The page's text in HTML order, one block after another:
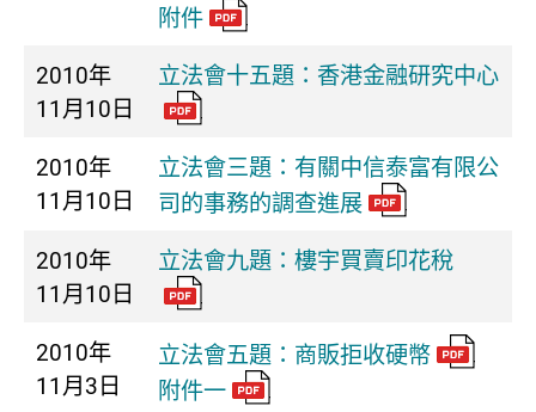
附件
2010年
11月10日
立法會十五題：香港金融研究中心
2010年
11月10日
立法會三題：有關中信泰富有限公
司的事務的調查進展
2010年
11月10日
立法會九題：樓宇買賣印花稅
2010年
11月3日
立法會五題：商販拒收硬幣
附件一